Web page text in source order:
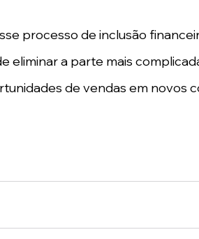
processo de inclusão
eliminar a parte mais
de vendas em novos